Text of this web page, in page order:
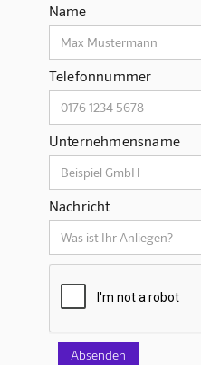
Name
Telefonnummer
Unternehmensname
Nachricht